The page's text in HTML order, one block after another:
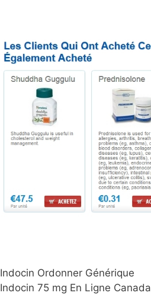
Indocin Ordonner Générique
Indocin 75 mg En Ligne Canada